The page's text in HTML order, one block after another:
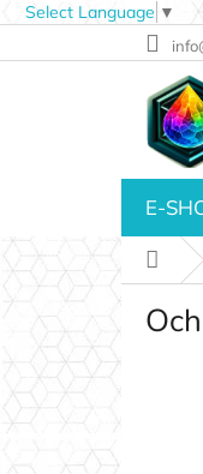
Select Language ▼
na
E-